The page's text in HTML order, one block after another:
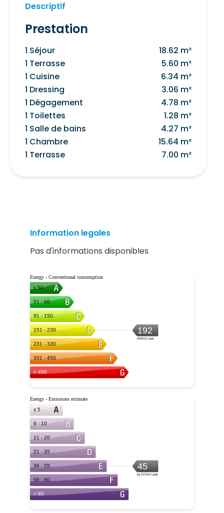
Descriptif
Prestation
1 Séjour
18.62 m²
1 Terrasse
5.60 m²
1 Cuisine
6.34 m²
1 Dressing
3.06 m²
1 Dégagement
4.78 m²
1 Toilettes
1.28 m²
1 Salle de bains
4.27 m²
1 Chambre
15.64 m²
1 Terrasse
7.00 m²
Information legales
Pas d'informations disponibles